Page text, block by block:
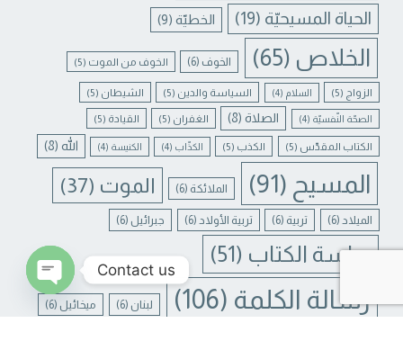
الحياة المسيحيّة (19) الخطيّة (9)
الخلاص (65) الخوف (6) الخوف من الموت (5)
الزواج (5) السلام (4) السياسة والدين (5) الشيطان (5)
الصحّة النّفسيّة (4) الصلاة(8) الغفران (5) القيادة (5)
الكتاب المقدّس (5) الكذب (5) الكذّاب (4) الكنيسة (4) الله (8)
المسيح (91) الملائكة (6) الموت (37)
الميلاد (6) تربية (6) تربية الأولاد (6) جبرائيل (6)
دراسة الكتاب (51)
رسالة الكلمة (106) لبنان (6) ميخائيل (6)
Contact us
CHATY